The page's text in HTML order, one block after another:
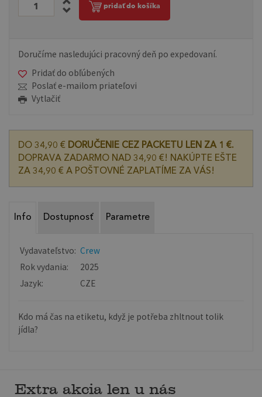
pridať do košíka
Doručíme nasledujúci pracovný deň po expedovaní.
Pridať do obľúbených
Poslať e-mailom priateľovi
Vytlačiť
DO 34,90 € DORUČENIE CEZ PACKETU LEN ZA 1 €.
DOPRAVA ZADARMO NAD 34,90 €! NAKÚPTE EŠTE
ZA 34,90 € A POŠTOVNÉ ZAPLATÍME ZA VÁS!
Info Dostupnosť Parametre
Vydavateľstvo: Crew
Rok vydania:
2025
Jazyk:
CZE
Kdo má čas na etiketu, když je potřeba zhltnout tolik
jídla?
Extra akcia len u nás